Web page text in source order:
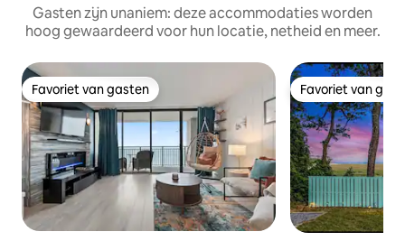
Gasten zijn unaniem: deze accommodaties worden
hoog gewaardeerd voor hun locatie, netheid en meer.
Favoriet van gasten
Favoriet van gasten Favoriet van
Favoriet van